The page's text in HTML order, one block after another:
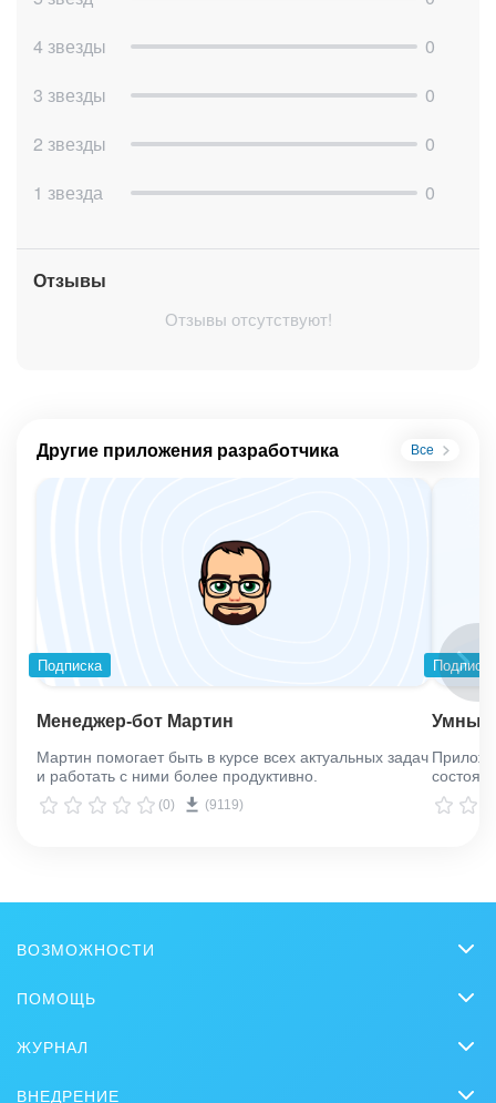
4 звезды
0
3 звезды
0
2 звезды
0
1 звезда
0
Отзывы
Отзывы отсутствуют!
Другие приложения разработчика Все
Подписка
Менеджер-бот Мартин
Мартин помогает быть в курсе всех актуальных задач
и работать с ними более продуктивно.
(0) (9119)
Подписка
Умные
ВОЗМОЖНОСТИ
Онлайн-офис
Видеозвонки HD
Задачи и Проекты
ПОМОЩЬ
Вебинары
ЖУРНАЛ
ВНЕДРЕНИЕ